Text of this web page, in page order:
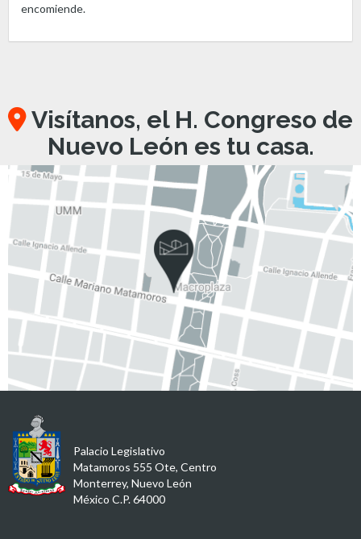
encomiende.
Visítanos, el H. Congreso de
Nuevo León es tu casa.
Palacio Legislativo
Matamoros 555 Ote, Centro
Monterrey, Nuevo León
México C.P. 64000